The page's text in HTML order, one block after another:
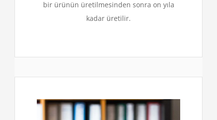
bir ürünün üretilmesinden sonra on yıla
kadar üretilir.